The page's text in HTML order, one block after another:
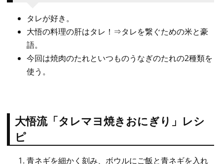
タレが好き。
大悟の料理の肝はタレ！⇒タレを繋ぐための米と豪
語。
今回は焼肉のたれといつものうなぎのたれの2種類を
使う。
大悟流「タレマヨ焼きおにぎり」レシ
ピ
青ネギを細かく刻み、ボウルにご飯と青ネギを入れ